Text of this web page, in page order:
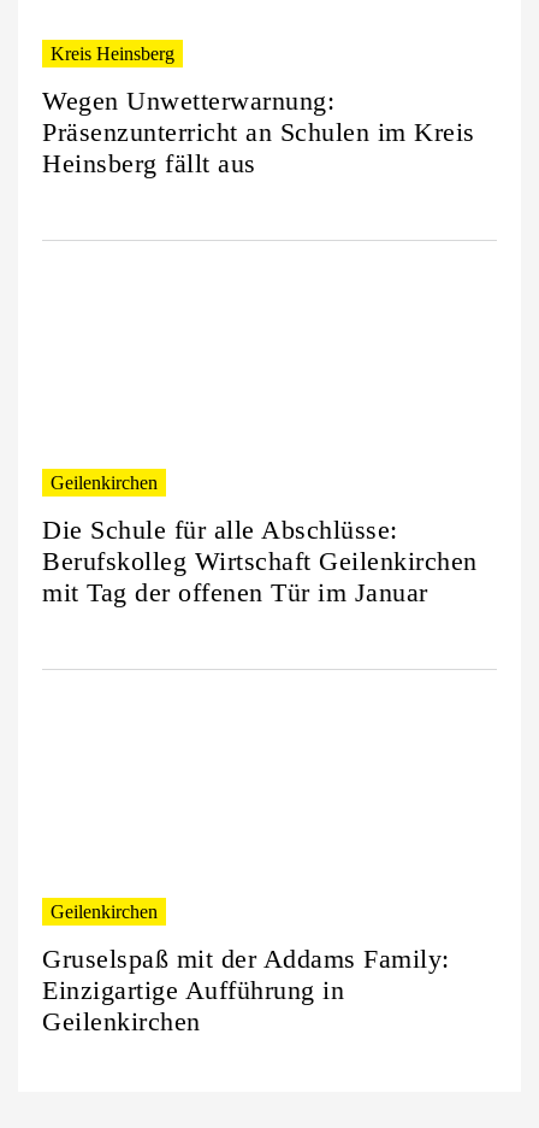
Kreis Heinsberg
Wegen Unwetterwarnung:
Präsenzunterricht an Schulen im Kreis
Heinsberg fällt aus
Geilenkirchen
Die Schule für alle Abschlüsse:
Berufskolleg Wirtschaft Geilenkirchen
mit Tag der offenen Tür im Januar
Geilenkirchen
Gruselspaß mit der Addams Family:
Einzigartige Aufführung in
Geilenkirchen